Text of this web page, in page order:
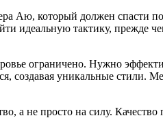
Аю, который должен спасти
идеальную тактику,
ограничено. Нужно
уникальные стили.
а не просто на силу.